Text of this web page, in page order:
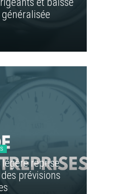
légère reprise
prévisions